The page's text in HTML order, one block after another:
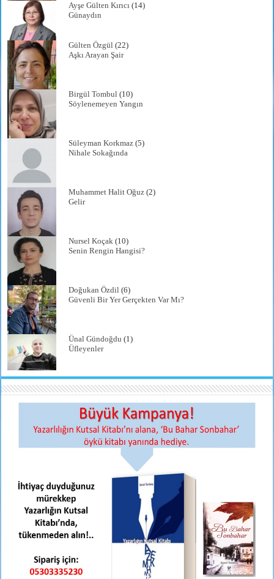
Ayşe Gülten Kırıcı (14)
Günaydın
Gülten Özgül (22)
Aşkı Arayan Şair
Birgül Tombul (10)
Söylenemeyen Yangın
Süleyman Korkmaz (5)
Nihale Sokağında
Muhammet Halit Oğuz (2)
Gelir
Nursel Koçak (10)
Senin Rengin Hangisi?
Doğukan Özdil (6)
Güvenli Bir Yer Gerçekten Var Mı?
Ünal Gündoğdu (1)
Üfleyenler